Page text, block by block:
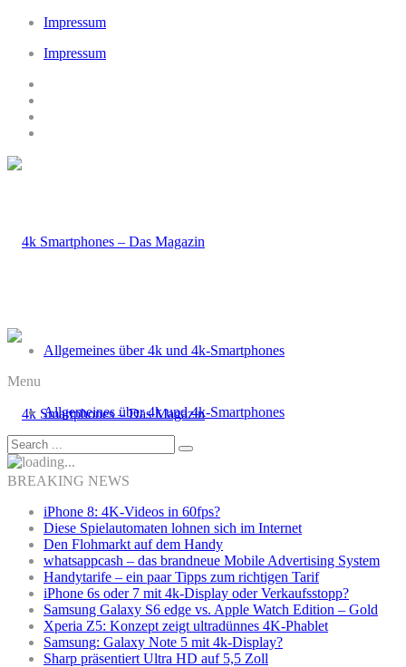
Impressum
Impressum
Allgemeines über 4k und 4k-Smartphones
Menu
Allgemeines über 4k und 4k-Smartphones
BREAKING NEWS
iPhone 8: 4K-Videos in 60fps?
Diese Spielautomaten lohnen sich im Internet
Den Flohmarkt auf dem Handy
whatsappcash – das brandneue Mobile Advertising System
Handytarife – ein paar Tipps zum richtigen Tarif
iPhone 6s oder 7 mit 4k-Display oder Verkaufsstopp?
Samsung Galaxy S6 edge vs. Apple Watch Edition – Gold
Xperia Z5: Konzept zeigt ultradünnes 4K-Phablet
Samsung: Galaxy Note 5 mit 4k-Display?
Sharp präsentiert Ultra HD auf 5,5 Zoll